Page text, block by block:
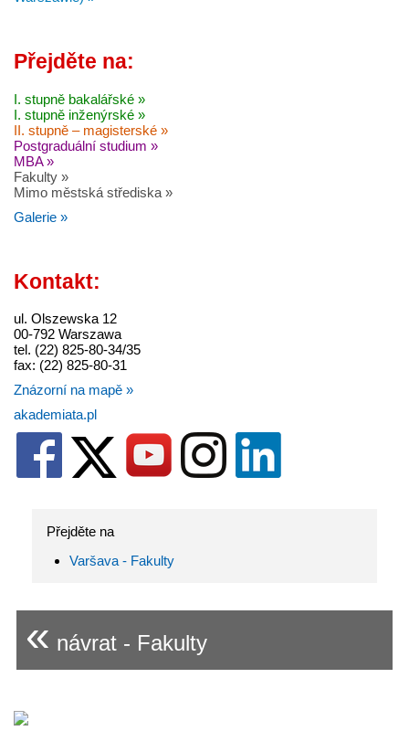
Přejděte na:
I. stupně bakalářské »
I. stupně inženýrské »
II. stupně – magisterské »
Postgraduální studium »
MBA »
Fakulty »
Mimo městská střediska »
Galerie »
Kontakt:
ul. Olszewska 12
00-792 Warszawa
tel. (22) 825-80-34/35
fax: (22) 825-80-31
Znázorní na mapě »
akademiata.pl
Přejděte na
Varšava - Fakulty
« návrat - Fakulty